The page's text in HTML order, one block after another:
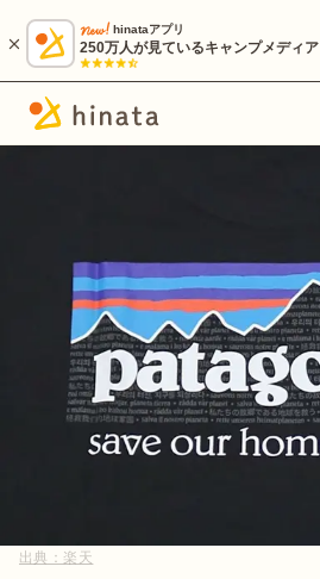
hinataアプリ
250万人が見ているキャンプメディア
出典： 楽天